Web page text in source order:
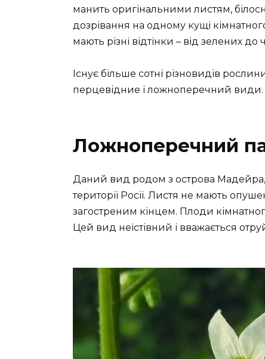
манить оригінальними листям,
дозрівання на одному кущі
мають різні відтінки – від зелених до
Існує більше сотні різновидів
перцевідние і ложноперечний види.
Ложноперечний
Даний вид родом з острова Мадейра,
території Росії. Листя не мають
загостреним кінцем. Плоди
Цей вид неїстівний і вважається